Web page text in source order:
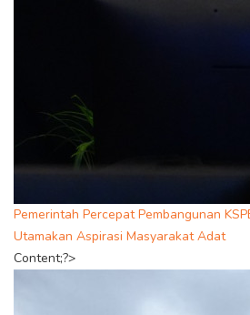
Pemerintah Percepat Pembangunan
Utamakan Aspirasi Masyarakat Adat
Content;?>